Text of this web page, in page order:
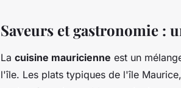
Saveurs et gastronomie :
La cuisine mauricienne est un
l'île. Les plats typiques de l'île